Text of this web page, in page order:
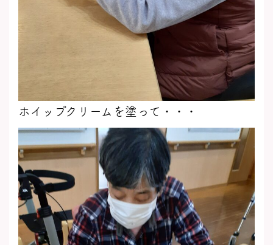
ホイップクリームを塗って・・・